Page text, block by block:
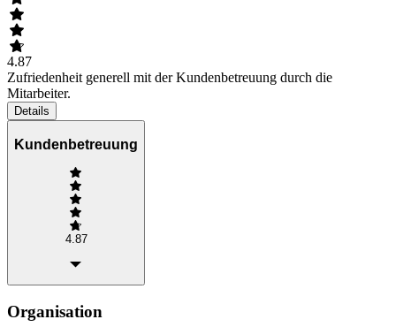
4.87
Zufriedenheit generell mit der Kundenbetreuung durch die
Mitarbeiter.
Details
Kundenbetreuung
4.87
Organisation